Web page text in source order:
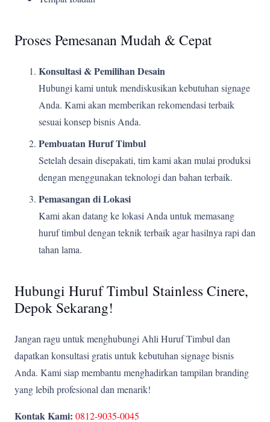
Proses Pemesanan Mudah & Cepat
Konsultasi & Pemilihan Desain
Hubungi kami untuk mendiskusikan kebutuhan signage
Anda. Kami akan memberikan rekomendasi terbaik
sesuai konsep bisnis Anda.
Pembuatan Huruf Timbul
Setelah desain disepakati, tim kami akan mulai produksi
dengan menggunakan teknologi dan bahan terbaik.
Pemasangan di Lokasi
Kami akan datang ke lokasi Anda untuk memasang
huruf timbul dengan teknik terbaik agar hasilnya rapi dan
tahan lama.
Hubungi Huruf Timbul Stainless Cinere,
Depok Sekarang!
Jangan ragu untuk menghubungi Ahli Huruf Timbul dan
dapatkan konsultasi gratis untuk kebutuhan signage bisnis
Anda. Kami siap membantu menghadirkan tampilan branding
yang lebih profesional dan menarik!
Kontak Kami: 0812-9035-0045